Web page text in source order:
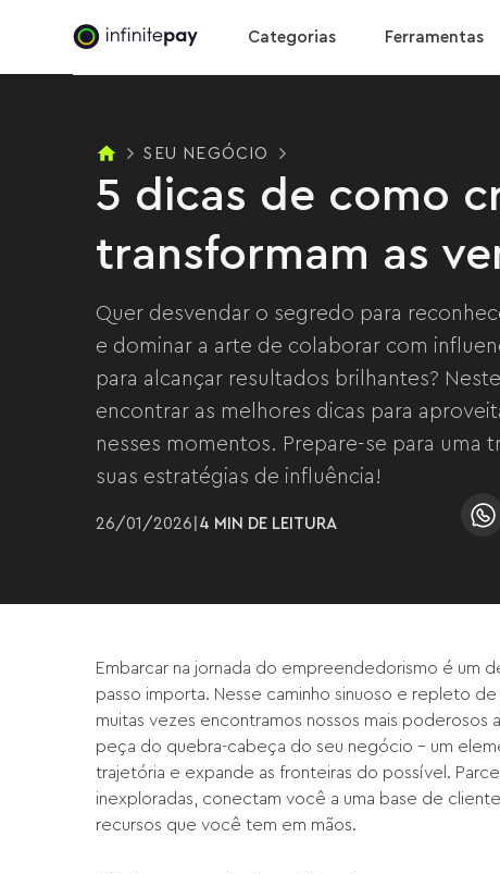
Categorias Ferramentas
5 dicas de como criar parcerias que transformam as
SEU NEGÓCIO
5 dicas de como
transformam as
Quer desvendar o segredo para
e dominar a arte de colaborar com
para alcançar resultados brilhantes?
encontrar as melhores dicas para
nesses momentos. Prepare-se para uma
suas estratégias de influência!
26/01 /2026 4 MIN DE LEITURA
Embarcar na jornada do empreendedorismo é um
passo importa. Nesse caminho sinuoso e repleto
muitas vezes encontramos nossos mais poderosos
peça do quebra-cabeça do seu negócio - um
trajetória e expande as fronteiras do possível.
inexploradas, conectam você a uma base de
recursos que você tem em mãos.